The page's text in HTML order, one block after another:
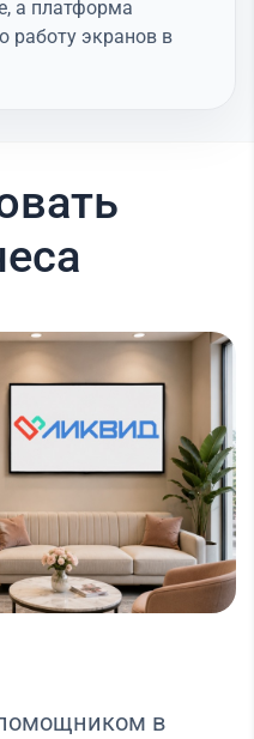
а платформа
работу экранов в
в